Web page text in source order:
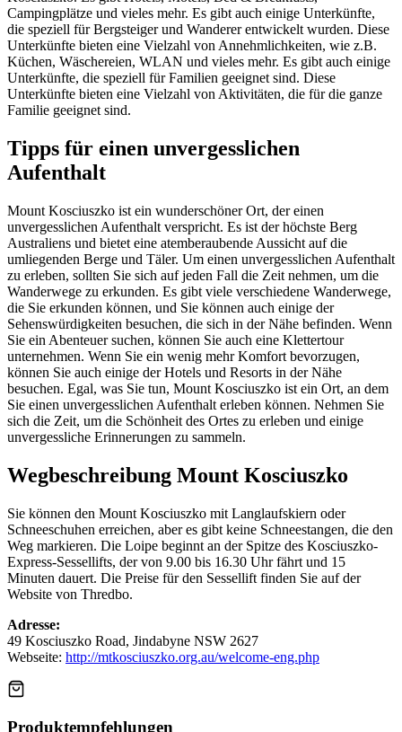
Campingplätze und vieles mehr. Es gibt auch einige Unterkünfte,
die speziell für Bergsteiger und Wanderer entwickelt wurden. Diese
Unterkünfte bieten eine Vielzahl von Annehmlichkeiten, wie z.B.
Küchen, Wäschereien, WLAN und vieles mehr. Es gibt auch einige
Unterkünfte, die speziell für Familien geeignet sind. Diese
Unterkünfte bieten eine Vielzahl von Aktivitäten, die für die ganze
Familie geeignet sind.
Tipps für einen unvergesslichen
Aufenthalt
Mount Kosciuszko ist ein wunderschöner Ort, der einen
unvergesslichen Aufenthalt verspricht. Es ist der höchste Berg
Australiens und bietet eine atemberaubende Aussicht auf die
umliegenden Berge und Täler. Um einen unvergesslichen Aufenthalt
zu erleben, sollten Sie sich auf jeden Fall die Zeit nehmen, um die
Wanderwege zu erkunden. Es gibt viele verschiedene Wanderwege,
die Sie erkunden können, und Sie können auch einige der
Sehenswürdigkeiten besuchen, die sich in der Nähe befinden. Wenn
Sie ein Abenteuer suchen, können Sie auch eine Klettertour
unternehmen. Wenn Sie ein wenig mehr Komfort bevorzugen,
können Sie auch einige der Hotels und Resorts in der Nähe
besuchen. Egal, was Sie tun, Mount Kosciuszko ist ein Ort, an dem
Sie einen unvergesslichen Aufenthalt erleben können. Nehmen Sie
sich die Zeit, um die Schönheit des Ortes zu erleben und einige
unvergessliche Erinnerungen zu sammeln.
Wegbeschreibung Mount Kosciuszko
Sie können den Mount Kosciuszko mit Langlaufskiern oder
Schneeschuhen erreichen, aber es gibt keine Schneestangen, die den
Weg markieren. Die Loipe beginnt an der Spitze des Kosciuszko-
Express-Sessellifts, der von 9.00 bis 16.30 Uhr fährt und 15
Minuten dauert. Die Preise für den Sessellift finden Sie auf der
Website von Thredbo.
Adresse:
49 Kosciuszko Road, Jindabyne NSW 2627
Webseite: http://mtkosciuszko.org.au/welcome-eng.php
Produktempfehlungen